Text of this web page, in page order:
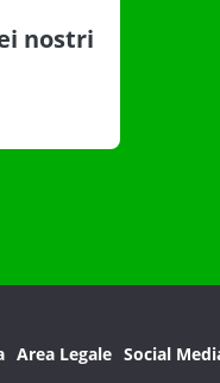
nostri
Area Legale Social